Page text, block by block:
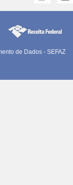
de Dados - SEFAZ